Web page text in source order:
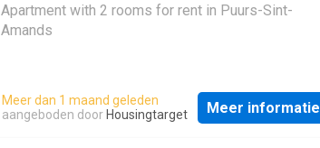
Apartment with 2 rooms for rent in Puurs-Sint-
Amands
Meer dan 1 maand geleden
aangeboden door Housingtarget Meer informatie